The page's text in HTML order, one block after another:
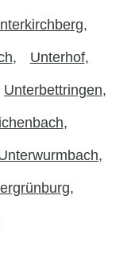
Unterhof
Unterbettringen